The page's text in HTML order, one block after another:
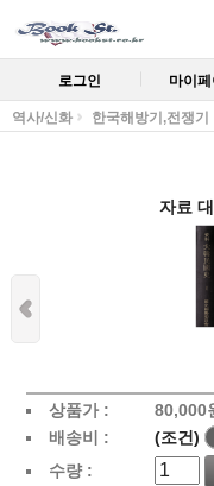
로그인 마이
역사/신화 한국해방기,전쟁기
자료
상품가 : 80,000
배송비 :
(조건)
수량 :